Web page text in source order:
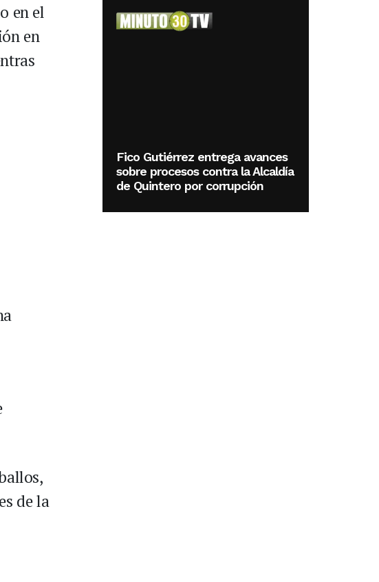
en el
en
de la
Fico Gutiérrez entrega avances
sobre procesos contra la Alcaldía
de Quintero por corrupción